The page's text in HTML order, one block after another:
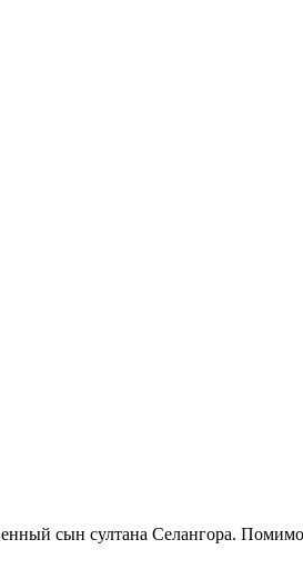
сын султана Селангора. Помимо